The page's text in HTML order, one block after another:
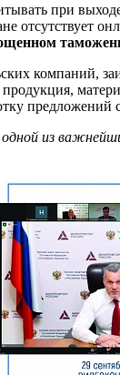
при
отсутствует
компаний,
предложений
из